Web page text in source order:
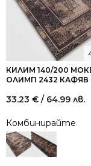
КИЛИМ 140/200
ОЛИМП 2432 КАФЯВ
33.23 € / 64.99 лв.
Комбинирайте